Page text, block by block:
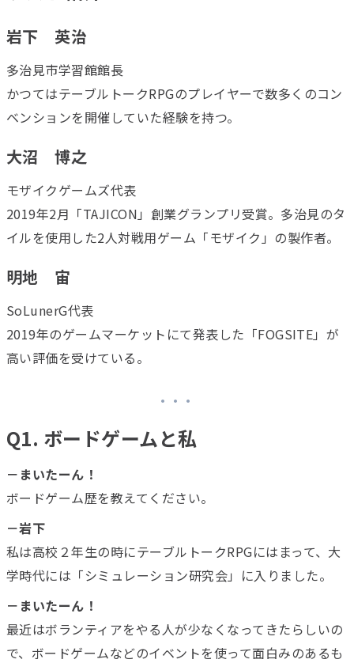
岩下 英治
多治見市学習館館長
かつてはテーブルトークRPGのプレイヤーで数多くのコン
ベンションを開催していた経験を持つ。
大沼 博之
モザイクゲームズ代表
2019年2月「TAJICON」創業グランプリ受賞。多治見のタ
イルを使用した2人対戦用ゲーム「モザイク」の製作者。
明地 宙
SoLunerG代表
2019年のゲームマーケットにて発表した「FOGSITE」が
高い評価を受けている。
Q1. ボードゲームと私
－まいたーん！
ボードゲーム歴を教えてください。
－岩下
私は高校２年生の時にテーブルトークRPGにはまって、大
学時代には「シミュレーション研究会」に入りました。
－まいたーん！
最近はボランティアをやる人が少なくなってきたらしいの
で、ボードゲームなどのイベントを使って面白みのあるも